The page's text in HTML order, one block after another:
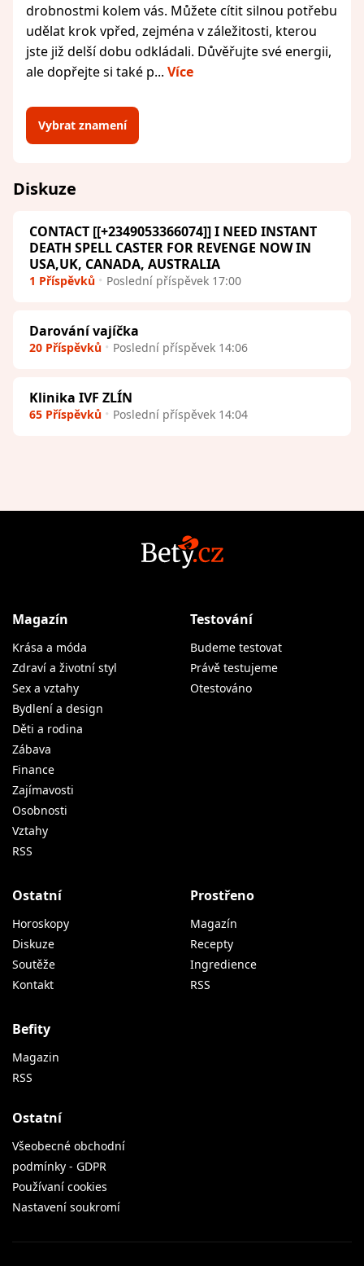
drobnostmi kolem vás. Můžete cítit silnou potřebu
udělat krok vpřed, zejména v záležitosti, kterou
jste již delší dobu odkládali. Důvěřujte své energii,
ale dopřejte si také p... Více
Vybrat znamení
Diskuze
CONTACT [[+2349053366074]] I NEED INSTANT
DEATH SPELL CASTER FOR REVENGE NOW IN
USA,UK, CANADA, AUSTRALIA
1 Příspěvků Poslední příspěvek 17:00
Darování vajíčka
20 Příspěvků Poslední příspěvek 14:06
Klinika IVF ZLÍN
65 Příspěvků Poslední příspěvek 14:04
Magazín
Krása a móda
Zdraví a životní styl
Sex a vztahy
Bydlení a design
Děti a rodina
Zábava
Finance
Zajímavosti
Osobnosti
Vztahy
RSS
Testování
Budeme testovat
Právě testujeme
Otestováno
Ostatní
Horoskopy
Diskuze
Soutěže
Kontakt
Prostřeno
Magazín
Recepty
Ingredience
RSS
Befity
Magazin
RSS
Ostatní
Všeobecné obchodní
podmínky - GDPR
Používaní cookies
Nastavení soukromí